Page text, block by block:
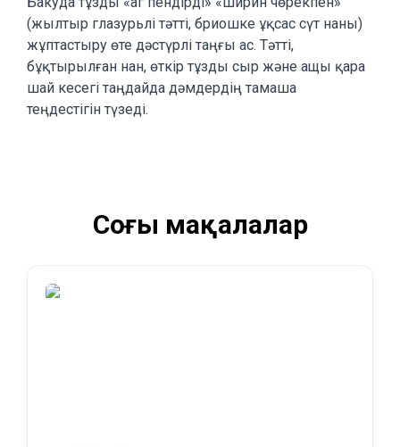
(жылтыр глазурьлі тәтті, бриошке ұқсас сүт наны)
жұптастыру өте дәстүрлі таңғы ас. Тәтті,
бұқтырылған нан, өткір тұзды сыр және ащы қара
шай кесегі таңдайда дәмдердің тамаша
теңдестігін түзеді.
Соңғы мақалалар